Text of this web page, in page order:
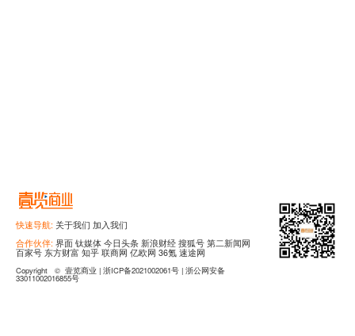
快速导航: 关于我们 加入我们
合作伙伴: 界面 钛媒体 今日头条 新浪财经 搜狐号 第二新闻网
百家号 东方财富 知乎 联商网 亿欧网 36氪 速途网
Copyright © 壹览商业 | 浙ICP备2021002061号 | 浙公网安备
33011002016855号